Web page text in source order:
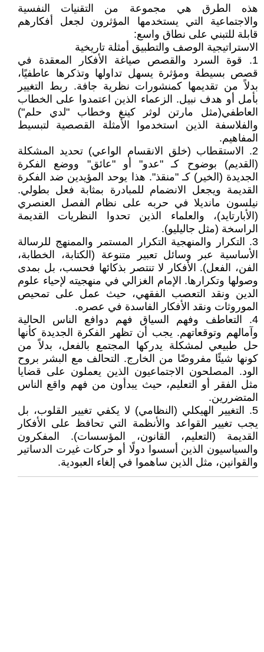
‎هذه الطرق هي مجموعة من التقنيات النفسية
والاجتماعية التي يستخدمها المؤثرون لجعل أفكارهم
قابلة للتبني على نطاق واسع:
الاستراتيجية الوصف والتطبيق أمثلة تاريخية
1. قوة السرد والقصص صياغة الأفكار المعقدة في
قصص بسيطة ومؤثرة يسهل تداولها وتذكرها عاطفيًا،
بدلاً من تقديمها كمنشورات نظرية جافة. ربط التغيير
بأمل أو هدف نبيل. الزعماء الذين اعتمدوا على الخطاب
العاطفي(مثل مارتن لوثر كينغ وخطاب "لدي حلم")
والفلاسفة الذين استخدموا الأمثلة القصصية لتبسيط
المفاهيم.
2. الاستقطاب (خلق الانقسام الواعي) تحديد المشكلة
(القديم) بوضوح كـ "عدو" أو "عائق" ووضع الفكرة
الجديدة (الخير) كـ "منقذ". هذا يوحد المؤيدين ضد الفكرة
القديمة ويجعل الانضمام للمبادرة بمثابة فعل بطولي.
نيلسون مانديلا في حربه على نظام الفصل العنصري
(الأبارتايد)، والعلماء الذين تحدوا النظريات القديمة
الراسخة (مثل جاليليو).
3. التكرار والمنهجية التكرار المستمر والممنهج للرسالة
الأساسية عبر وسائل تعبير متنوعة (الكتابة، الخطابة،
الفن، الفعل). الأفكار لا تنتصر بذكائها فحسب، بل بمدى
وصولها وتكرارها. الإمام الغزالي في منهجيته لإحياء علوم
الدين ونقد التعصب الفقهي، حيث عمل على تمحيص
الموروثات ونقد الأفكار الفاسدة في عصره.
4. التعاطف وفهم السياق فهم دوافع الناس الحالية
وآمالهم وتوقعاتهم. يجب أن تظهر الفكرة الجديدة كأنها
حل طبيعي لمشكلة يدركها المجتمع بالفعل، بدلاً من
كونها شيئًا مفروضًا من الخارج. التحالف مع البشر بروح
الود. المصلحون الاجتماعيون الذين يعملون على قضايا
مثل الفقر أو التعليم، حيث يبدأون من فهم واقع الناس
المتضررين.
5. التغيير الهيكلي (النظامي) لا يكفي تغيير القلوب، بل
يجب تغيير القواعد والأنظمة التي تحافظ على الأفكار
القديمة (التعليم، القانون، المؤسسات). المفكرون
والسياسيون الذين أسسوا دولًا أو حركات غيرت الدساتير
والقوانين، مثل الذين ساهموا في إلغاء العبودية.